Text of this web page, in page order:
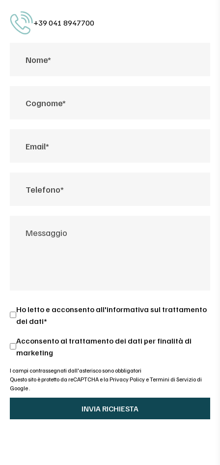
+39 041 8947700
Ho letto e acconsento all'informativa sul trattamento
dei dati*
Acconsento al trattamento dei dati per finalità di
marketing
I campi contrassegnati dall'asterisco sono obbligatori
Questo sito è protetto da reCAPTCHA e la Privacy Policy eTermini di Servizio di
Google